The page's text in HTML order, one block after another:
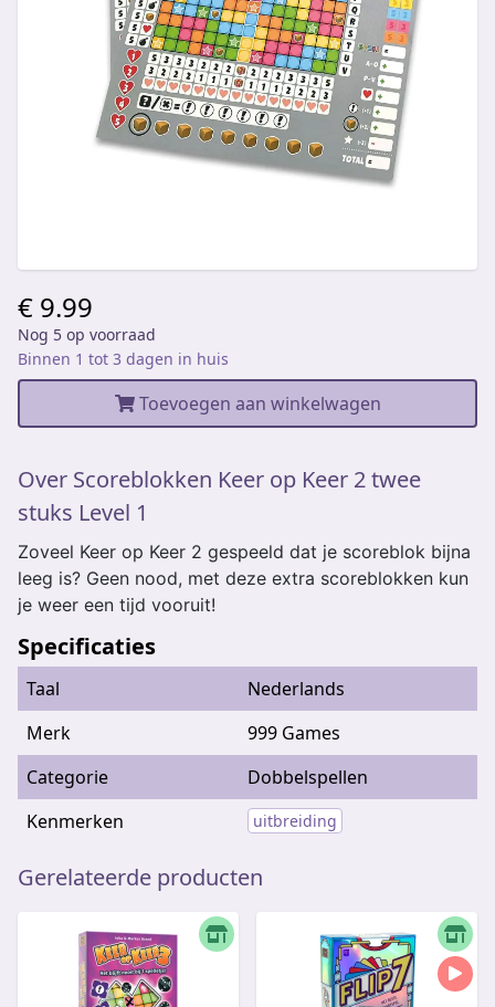
€ 9.99
Nog 5 op voorraad
Binnen 1 tot 3 dagen in huis
Toevoegen aan winkelwagen
Over Scoreblokken Keer op Keer 2 twee
stuks Level 1
Zoveel Keer op Keer 2 gespeeld dat je scoreblok bijna
leeg is? Geen nood, met deze extra scoreblokken kun
je weer een tijd vooruit!
Specificaties
Taal
Nederlands
Merk
999 Games
Categorie
Dobbelspellen
Kenmerken
uitbreiding
Gerelateerde producten